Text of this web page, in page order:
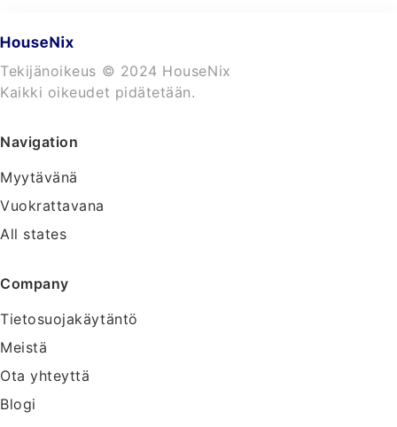
Tekijänoikeus © 2024 HouseNix
Kaikki oikeudet pidätetään.
Navigation
Myytävänä
Vuokrattavana
All states
Company
Tietosuojakäytäntö
Meistä
Ota yhteyttä
Blogi